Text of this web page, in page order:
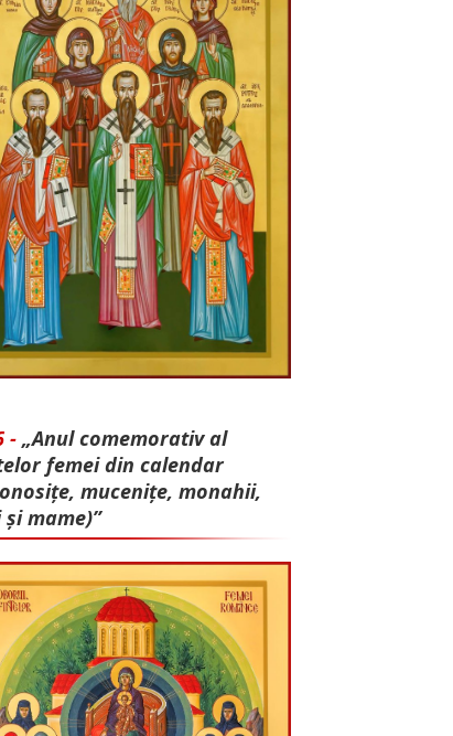
- „Anul comemorativ al
femei din calendar
mu­cenițe, monahii,
mame)”